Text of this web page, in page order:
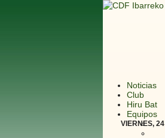
Noticias
Club
Hiru Bat
Equipos
VIERNES,